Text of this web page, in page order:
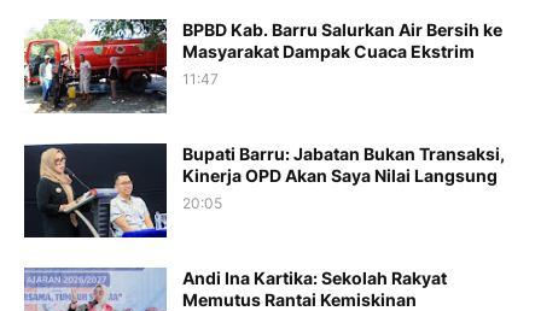
BPBD Kab. Barru Salurkan Air Bersih ke
Masyarakat Dampak Cuaca Ekstrim
11:47
Bupati Barru: Jabatan Bukan Transaksi,
Kinerja OPD Akan Saya Nilai Langsung
20:05
Andi Ina Kartika: Sekolah Rakyat
Memutus Rantai Kemiskinan